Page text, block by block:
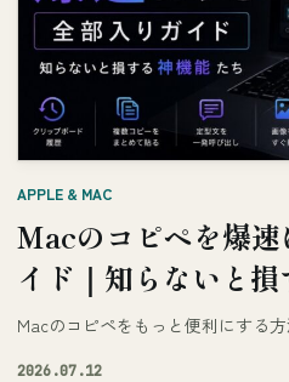
APPLE & MAC
Macのコピペを爆
イド｜知らないと
Macのコピペをもっと便利にする
2026.07.12